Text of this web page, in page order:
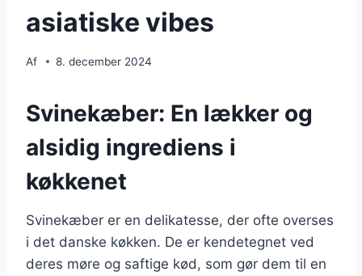
asiatiske vibes
Af 8. december 2024
Svinekæber: En lækker og
alsidig ingrediens i
køkkenet
Svinekæber er en delikatesse, der ofte overses
i det danske køkken. De er kendetegnet ved
deres møre og saftige kød, som gør dem til en